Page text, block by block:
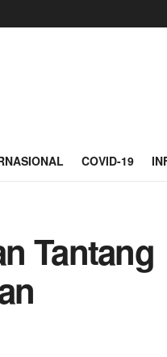
COVID-19